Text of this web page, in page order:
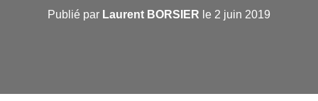
Publié par Laurent BORSIER le 2 juin 2019